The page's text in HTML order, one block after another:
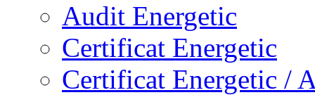
Audit Energetic
Certificat Energetic
Certificat Energetic /